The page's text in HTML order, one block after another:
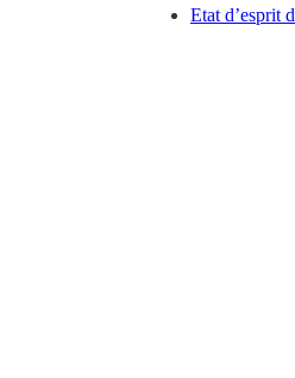
Etat d’esprit